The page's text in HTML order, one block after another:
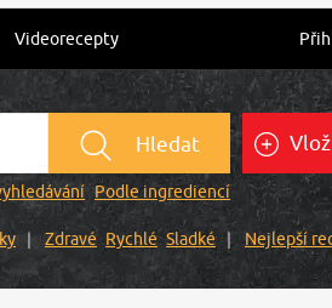
Videorecepty
Hledat
Podle ingrediencí
Zdravé Rychlé Sladké
Nejlepší